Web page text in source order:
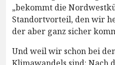
„bekommt die
Standortvorteil, den wir
der aber ganz sicher
Und weil wir schon bei